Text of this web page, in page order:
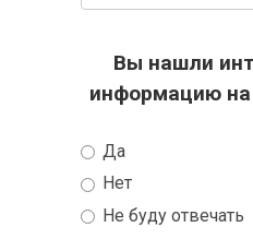
Вы нашли
информацию
Да
Нет
Не буду отвечать